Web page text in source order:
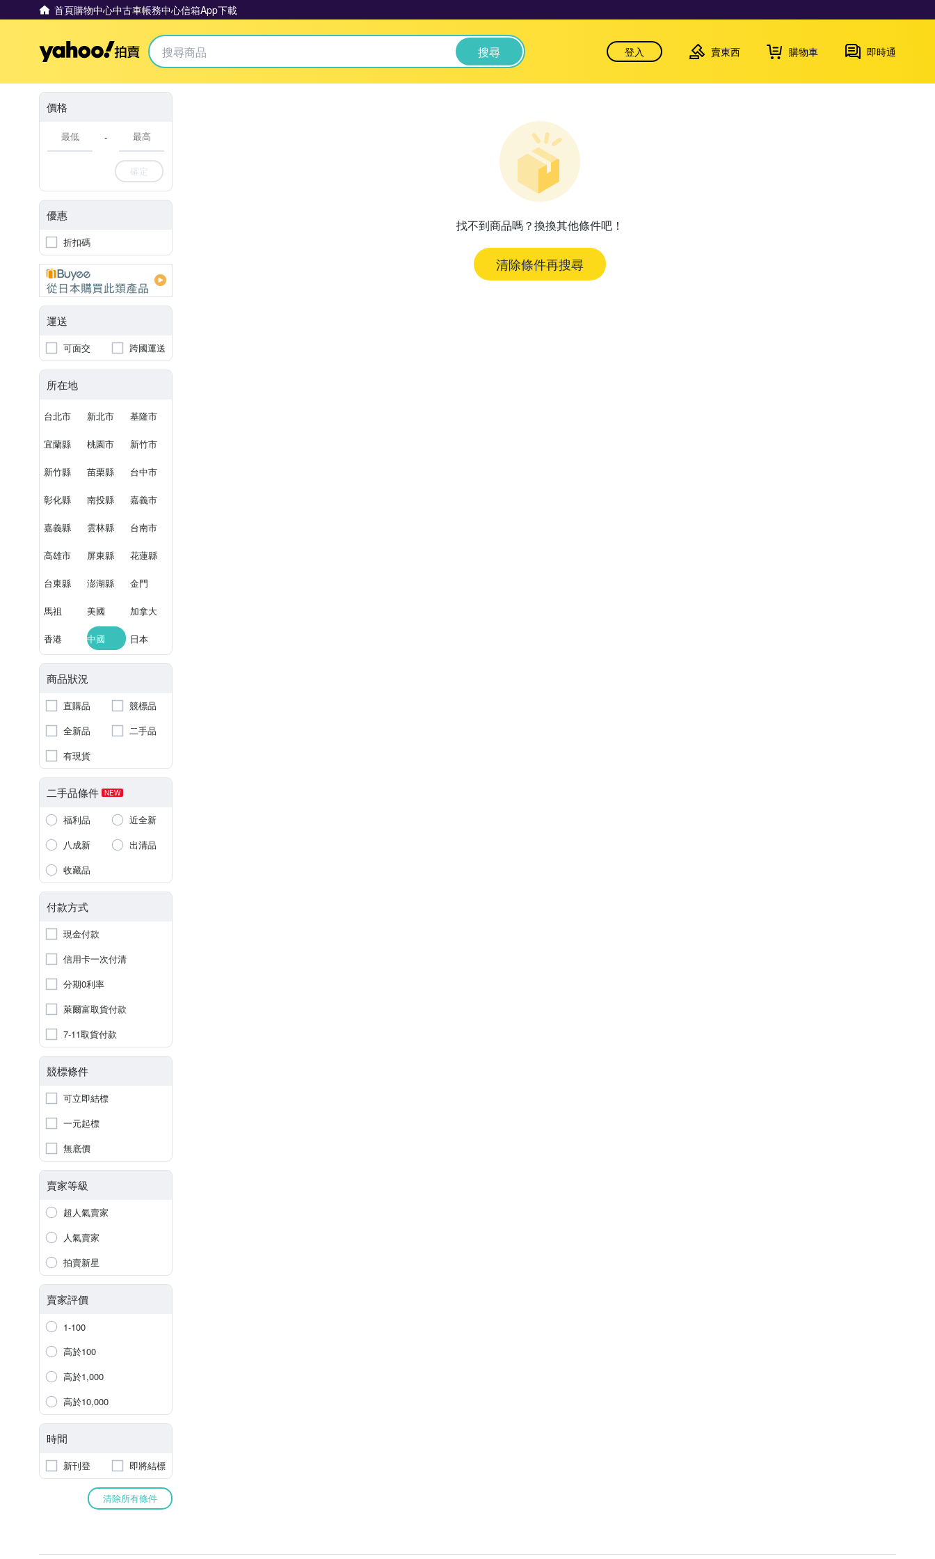
首頁購物中心中古車帳務中心信箱App下載
Yahoo拍賣 搜尋 登入 賣東西 購物車 即時通
價格
-
確定
優惠
折扣碼
運送
可面交 跨國運送
所在地
台北市 新北市 基隆市
宜蘭縣 桃園市 新竹市
新竹縣 苗栗縣 台中市
彰化縣 南投縣 嘉義市
嘉義縣 雲林縣 台南市
高雄市 屏東縣 花蓮縣
台東縣 澎湖縣 金門
馬祖 美國 加拿大
香港 中國 日本
商品狀況
直購品
競標品
全新品
二手品
有現貨
二手品條件 NEW
福利品
近全新
八成新
出清品
收藏品
付款方式
現金付款
信用卡一次付清
分期0利率
萊爾富取貨付款
7-11取貨付款
競標條件
可立即結標
一元起標
無底價
賣家等級
超人氣賣家
人氣賣家
拍賣新星
賣家評價
1-100
高於100
高於1,000
高於10,000
時間
新刊登 即將結標
清除所有條件
找不到商品嗎？換換其他條件吧！
清除條件再搜尋